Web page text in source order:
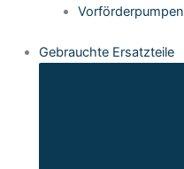
Vorförderpumpen
Gebrauchte Ersatzteile